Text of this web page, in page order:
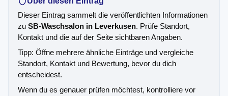
Dieser Eintrag sammelt die veröffentlichten Informationen
zu SB-Waschsalon in Leverkusen. Prüfe Standort,
Kontakt und die auf der Seite sichtbaren Angaben.
Tipp: Öffne mehrere ähnliche Einträge und vergleiche
Standort, Kontakt und Bewertung, bevor du dich
entscheidest.
Wenn du es genauer prüfen möchtest, kontrolliere vor